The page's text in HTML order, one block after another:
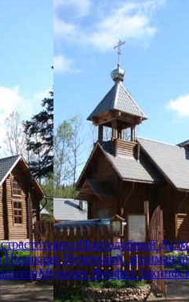
Преподобный
Печерский,
Мученик Феофил